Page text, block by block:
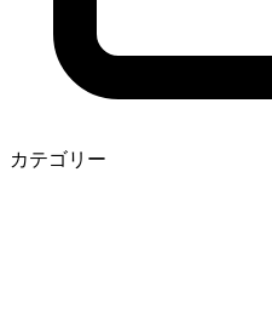
カテゴリー